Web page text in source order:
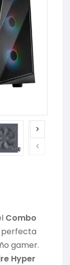
Combo
perfecta
gamer.
Hyper